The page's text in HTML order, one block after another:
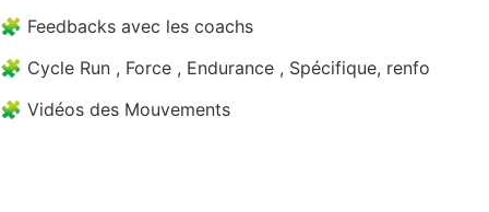
🧩 Feedbacks avec les coachs
🧩 Cycle Run , Force , Endurance , Spécifique, renfo
🧩 Vidéos des Mouvements